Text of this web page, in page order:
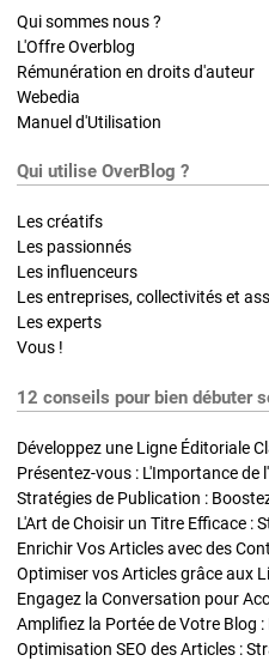
Qui sommes nous ?
L'Offre Overblog
Rémunération en droits d'auteur
Webedia
Manuel d'Utilisation
Qui utilise OverBlog ?
Les créatifs
Les passionnés
Les influenceurs
Les entreprises, collectivités et
Les experts
Vous !
12 conseils pour bien débuter
Développez une Ligne Éditoriale
Présentez-vous : L'Importance
L'Art de Choisir un Titre Efficace :
Optimiser vos Articles grâce aux
Engagez la Conversation pour
Amplifiez la Portée de Votre Blog